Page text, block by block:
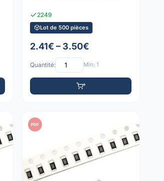
2249
Lot de 500 pièces
2.41€ – 3.50€
Quantité: Min: 1
PDF